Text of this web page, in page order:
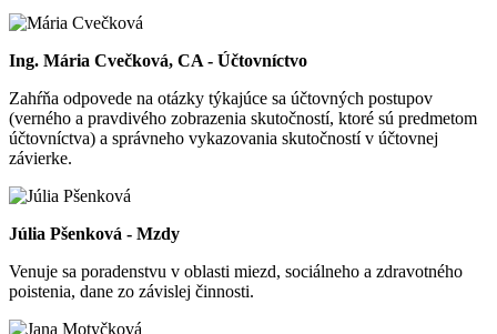
Ing. Mária Cvečková, CA - Účtovníctvo
Zahŕňa odpovede na otázky týkajúce sa účtovných postupov
(verného a pravdivého zobrazenia skutočností, ktoré sú predmetom
účtovníctva) a správneho vykazovania skutočností v účtovnej
závierke.
Júlia Pšenková - Mzdy
Venuje sa poradenstvu v oblasti miezd, sociálneho a zdravotného
poistenia, dane zo závislej činnosti.